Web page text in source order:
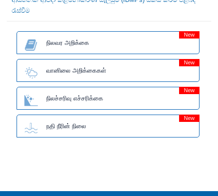
රැස්වීම
நிலவர அறிக்கை
New
வானிலை அறிக்கைகள்
New
நிலச்சரிவு எச்சரிக்கை
New
நதி நீரின் நிலை
New